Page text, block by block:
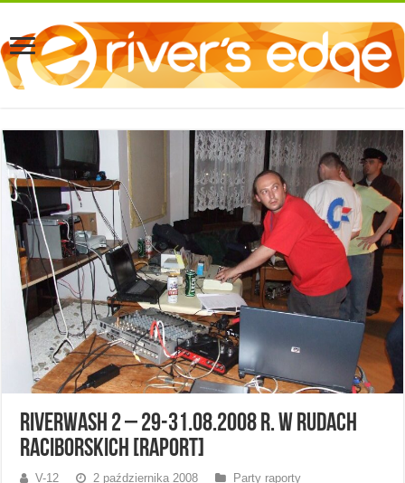
Riverwash 2 – 29-31.08.2008 r. w Rudach
Raciborskich [raport]
V-12 2 października 2008
Party raporty